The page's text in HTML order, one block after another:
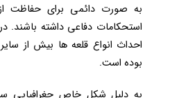
به صورت دائمی برای حفاظت
استحکامات دفاعی داشته باشند.
احداث انواع قلعه ها بیش از
بوده است.
به دلیل شکل خاص جغرافیایی